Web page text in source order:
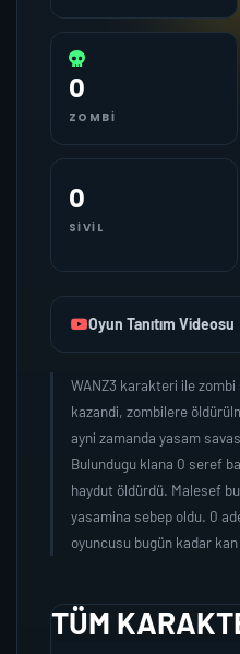
0
ZOMBI
0
SIVIL
Oyun Tanıtım Videosu
WANZ3 karakteri ile
kazandi, zombilere
ayni zamanda yasam
Bulundugu klana 0 seref
haydut öldürdü. Malesef
yasamina sebep oldu. 0
oyuncusu bugün kadar
TÜM